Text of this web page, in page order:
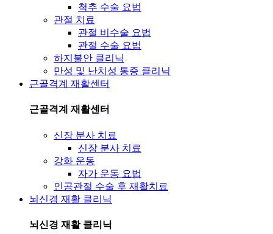
척추 수술 요법
관절 치료
관절 비수술 요법
관절 수술 요법
하지불안 클리닉
만성 및 난치성 통증 클리닉
근골격계 재활센터
근골격계 재활센터
신장 분사 치료
신장 분사 치료
강화 운동
자가 운동 요법
인공관절 수술 후 재활치료
뇌신경 재활 클리닉
뇌신경 재활 클리닉